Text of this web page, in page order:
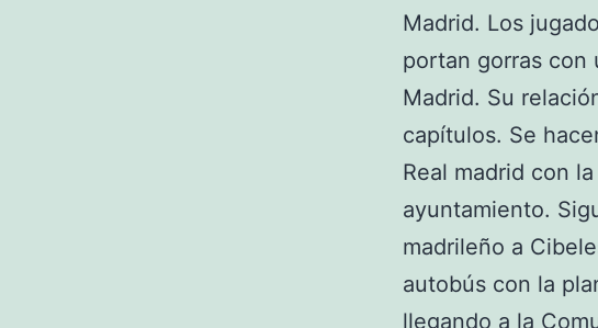
Madrid. Los
portan gorras con
Madrid. Su
capítulos. Se
Real madrid con
ayuntamiento.
madrileño a
autobús con la
llegando a la